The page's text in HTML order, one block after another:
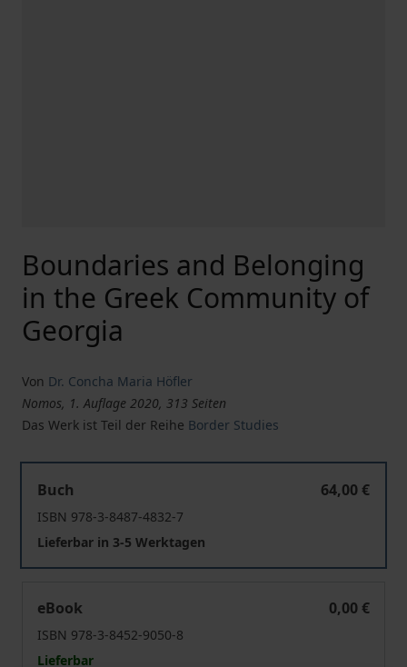
Boundaries and Belonging
in the Greek Community of
Georgia
Von Dr. Concha Maria Höfler
Nomos, 1. Auflage 2020, 313 Seiten
Das Werk ist Teil der Reihe Border Studies
Buch
64,00 €
ISBN 978-3-8487-4832-7
Lieferbar in 3-5 Werktagen
eBook
0,00 €
ISBN 978-3-8452-9050-8
Lieferbar